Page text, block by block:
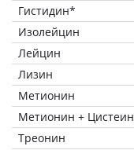
Гистидин*
Изолейцин
Лейцин
Лизин
Метионин
Метионин + Цистеин
Треонин